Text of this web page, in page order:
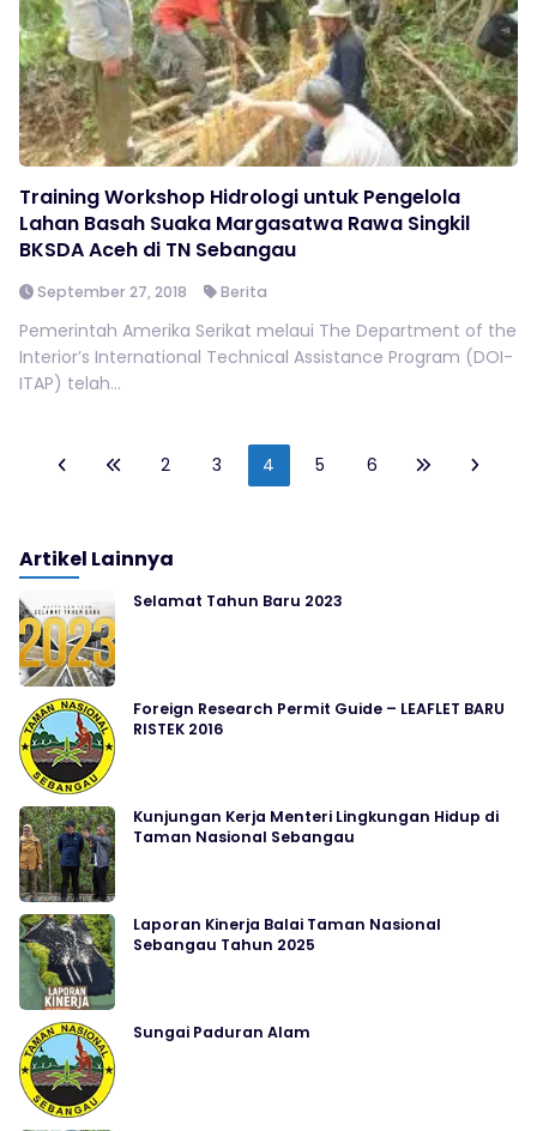
Training Workshop Hidrologi untuk Pengelola
Lahan Basah Suaka Margasatwa Rawa Singkil
BKSDA Aceh di TN Sebangau
September 27, 2018 Berita
Pemerintah Amerika Serikat melaui The Department of the
Interior’s International Technical Assistance Program (DOI-
ITAP) telah...
2 3 4 5 6
Artikel Lainnya
Selamat Tahun Baru 2023
Foreign Research Permit Guide – LEAFLET BARU
RISTEK 2016
Kunjungan Kerja Menteri Lingkungan Hidup di
Taman Nasional Sebangau
Laporan Kinerja Balai Taman Nasional
Sebangau Tahun 2025
Sungai Paduran Alam